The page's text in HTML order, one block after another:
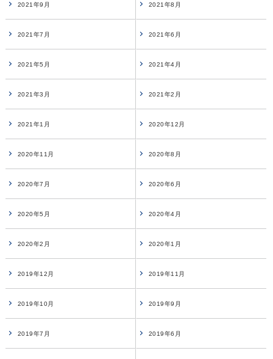
2021年9月 2021年8月
2021年7月 2021年6月
2021年5月 2021年4月
2021年3月 2021年2月
2021年1月 2020年12月
2020年11月 2020年8月
2020年7月 2020年6月
2020年5月 2020年4月
2020年2月 2020年1月
2019年12月 2019年11月
2019年10月 2019年9月
2019年7月 2019年6月